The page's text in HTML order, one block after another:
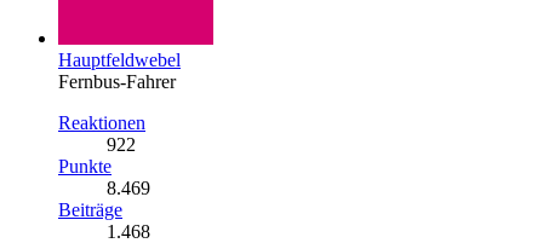
Hauptfeldwebel
Fernbus-Fahrer
Reaktionen
922
Punkte
8.469
Beiträge
1.468